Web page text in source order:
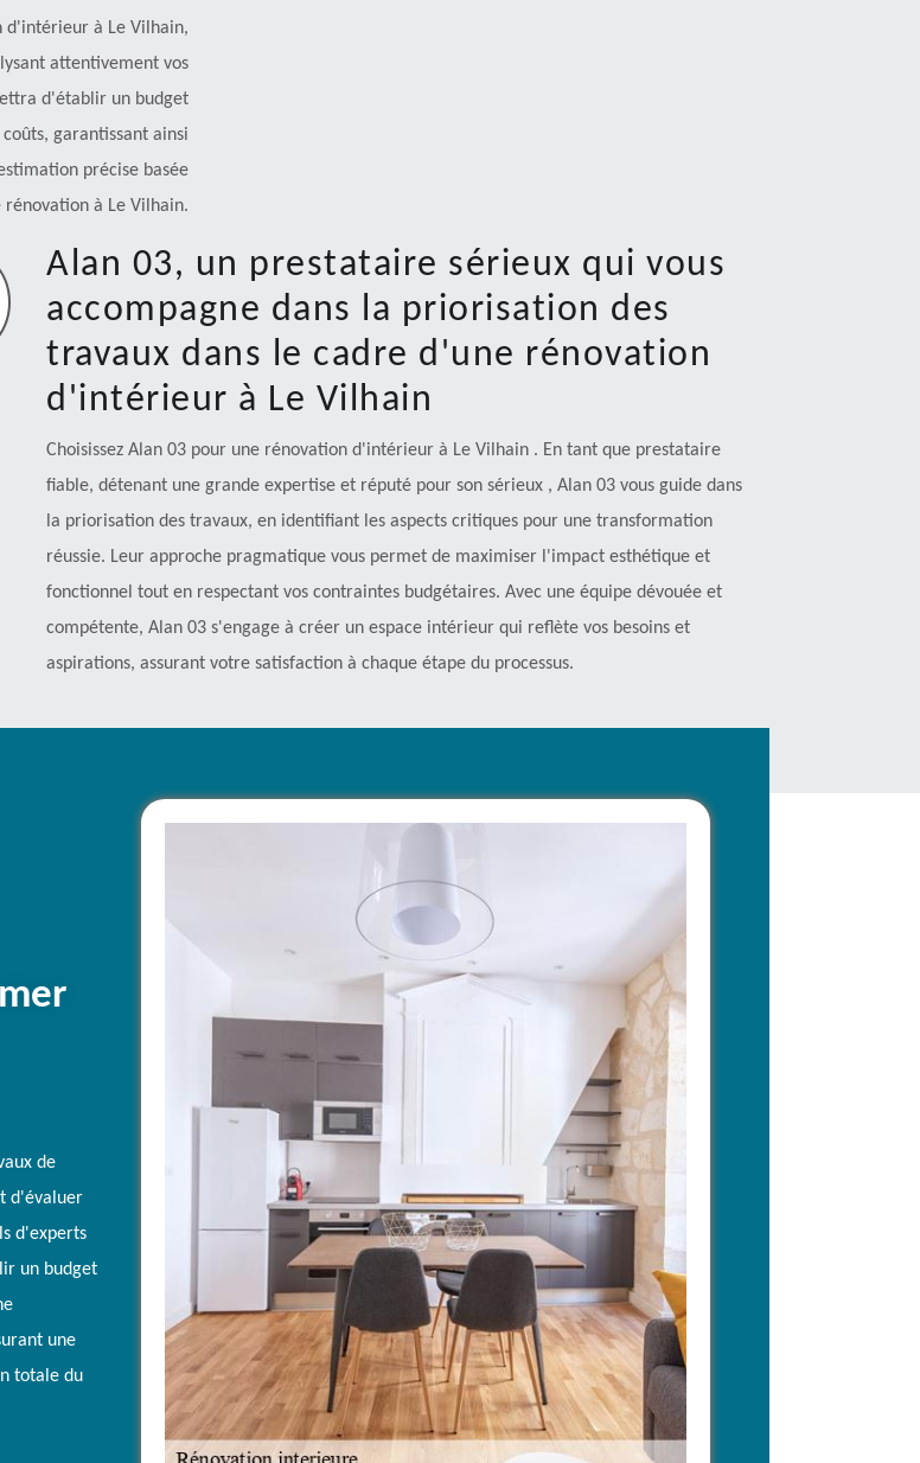
d'intérieur à Le Vilhain,
attentivement vos
d'établir un budget
garantissant ainsi
précise basée
à Le Vilhain.
Alan 03, un prestataire sérieux qui vous
accompagne dans la priorisation des
travaux dans le cadre d'une rénovation
d'intérieur à Le Vilhain
Choisissez Alan 03 pour une rénovation d'intérieur à Le Vilhain . En tant que prestataire
fiable, détenant une grande expertise et réputé pour son sérieux , Alan 03 vous guide dans
la priorisation des travaux, en identifiant les aspects critiques pour une transformation
réussie. Leur approche pragmatique vous permet de maximiser l'impact esthétique et
fonctionnel tout en respectant vos contraintes budgétaires. Avec une équipe dévouée et
compétente, Alan 03 s'engage à créer un espace intérieur qui reflète vos besoins et
aspirations, assurant votre satisfaction à chaque étape du processus.
de
d'évaluer
d'experts
un budget
une
totale du